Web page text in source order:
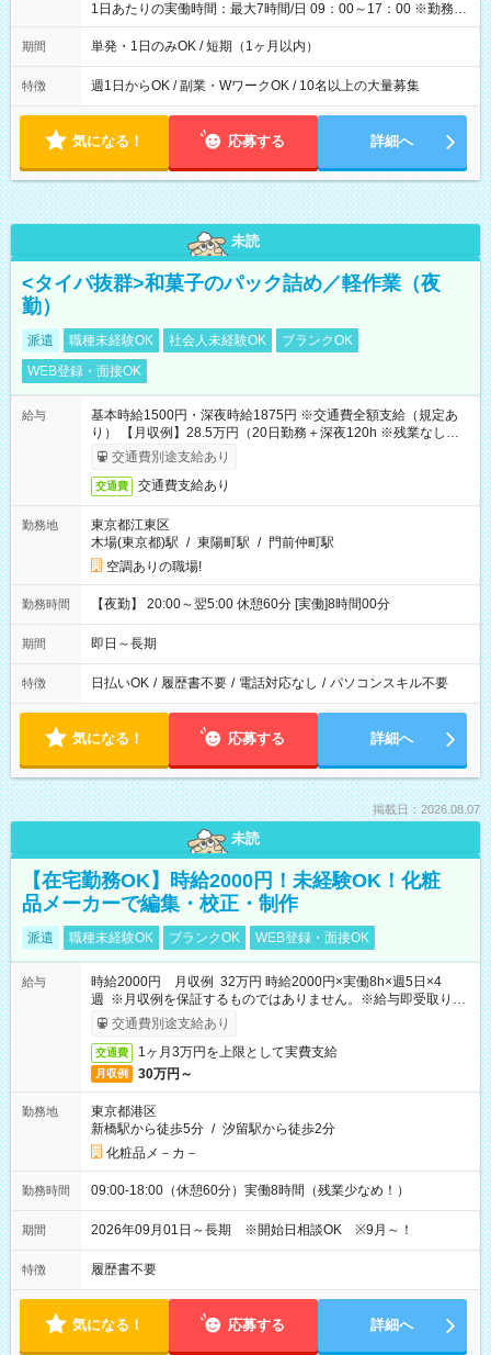
1日あたりの実働時間：最大7時間/日 09：00～17：00 ※勤務時
間は 試験により異なります。
期間 単発・1日のみOK / 短期（1ヶ月以内）
特徴 週1日からOK / 副業・WワークOK / 10名以上の大量募集
気になる！ 応募する 詳細へ
未読
<タイパ抜群>和菓子のパック詰め／軽作業（夜
勤）
派遣 職種未経験OK 社会人未経験OK
ブランクOK
WEB登録・面接OK
給与
基本時給1500円・深夜時給1875円 ※交通費全額支給（規定あ
り） 【月収例】28.5万円（20日勤務＋深夜120h ※残業なしの場
合）交通費別途支給あり
交通費 交通費支給あり
勤務地
東京都江東区
木場(東京都)駅 / 東陽町駅 / 門前仲町駅
空調ありの職場!
勤務時間 【夜勤】 20:00～翌5:00 休憩60分 [実働]8時間00分
期間 即日～長期
特徴 日払いOK / 履歴書不要 / 電話対応なし / パソコンスキル不要
気になる！ 応募する 詳細へ
掲載日：2026.08.07
未読
【在宅勤務OK】時給2000円！未経験OK！化粧
品メーカーで編集・校正・制作
派遣 職種未経験OK ブランクOK WEB登録・面接OK
給与
時給2000円 月収例 32万円 時給2000円×実働8h×週5日×4
週 ※月収例を保証するものではありません。※給与即受取りサ
ービス利用可（利用条件有）
交通費別途支給あり
交通費 1ヶ月3万円を上限として実費支給
月収例 30万円～
勤務地
東京都港区
新橋駅から徒歩5分 / 汐留駅から徒歩2分
化粧品メ－カ－
勤務時間 09:00-18:00（休憩60分）実働8時間（残業少なめ！）
期間 2026年09月01日～長期 ※開始日相談OK ※9月～！
特徴 履歴書不要
気になる！ 応募する 詳細へ